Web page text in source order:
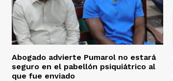
Abogado advierte Pumarol no estará
seguro en el pabellón psiquiátrico al
que fue enviado